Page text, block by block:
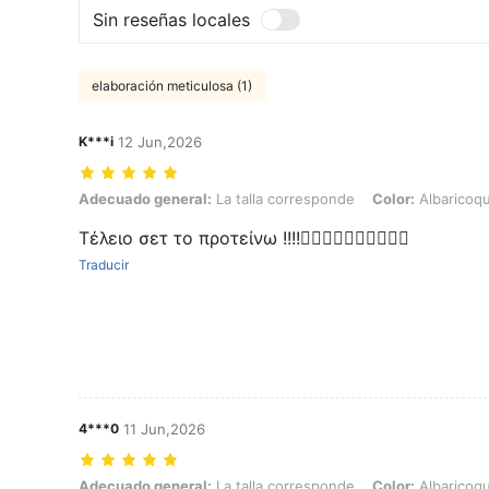
Sin reseñas locales
elaboración meticulosa (1)
K***i 12 Jun,2026
Adecuado general: La talla corresponde, Color: Albaricoque, Talla: S
Adecuado general: La talla corresponde Color:
Τέλειο σετ το προτείνω !!!!👍🏻👍🏻👍🏻👍🏻👍🏻
Traducir
4***0 11 Jun,2026
Adecuado general: La talla corresponde, Color: Albaricoque, Talla: